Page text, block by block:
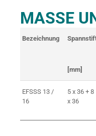
MASSE
Bezeichnung
[mm]
EFSSS 13 /
16
5 x 36 + 8
x 36